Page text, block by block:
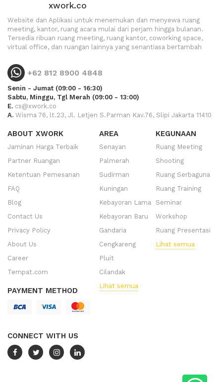
xwork.co
Website dan Aplikasi untuk menemukan dan menyewa ruang
meeting, kantor, ruang acara mulai dari perjam hingga bulanan.
Tersedia ribuan ruang meeting, ruang kantor, coworking space,
virtual office, dan ruangan lainnya yang senantiasa bertambah
+62 812 8900 4848
Senin - Jumat (09:00 - 16:30)
Sabtu, Minggu, Tgl Merah (09:00 - 13:00)
E. cs@xwork.co
A. Wisma 76, lt.23, Jl. Letjen S.Parman Kav.76, Slipi Jakarta 11410
ABOUT XWORK
Jaminan Harga Terbaik
Partner Ruangan
Ketentuan Pemesanan
FAQ
Blog
Contact Us
Privacy Policy
About Us
Career
Tempat.com
PAYMENT METHOD
CONNECT WITH US
AREA
Senayan
Palmerah
Sudirman
Kuningan
Kebayoran Lama
Kebayoran Baru
Gandaria
Cengkareng
Pluit
Cilandak
Lihat semua
KEGUNAAN
Ruang Meeting
Shooting
Ruang Serbaguna
Ruang Training
Seminar
Workshop
Ruang Presentasi
Lihat semua